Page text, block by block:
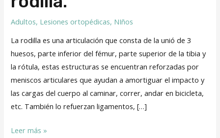
Adultos, Lesiones ortopédicas, NIños
La rodilla es una articulación que consta de la unió de 3
huesos, parte inferior del fémur, parte superior de la tibia y
la rótula, estas estructuras se encuentran reforzadas por
meniscos articulares que ayudan a amortiguar el impacto y
las cargas del cuerpo al caminar, correr, andar en bicicleta,
etc. También lo refuerzan ligamentos, […]
Leer más »